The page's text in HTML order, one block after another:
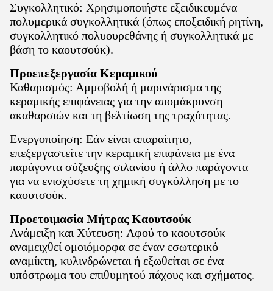
Συγκολλητικό: Χρησιμοποιήστε εξειδικευμένα
πολυμερικά συγκολλητικά (όπως εποξειδική ρητίνη,
συγκολλητικό πολυουρεθάνης ή συγκολλητικά με
βάση το καουτσούκ).
Προεπεξεργασία Κεραμικού
Καθαρισμός: Αμμοβολή ή μαρινάρισμα της
κεραμικής επιφάνειας για την απομάκρυνση
ακαθαρσιών και τη βελτίωση της τραχύτητας.
Ενεργοποίηση: Εάν είναι απαραίτητο,
επεξεργαστείτε την κεραμική επιφάνεια με ένα
παράγοντα σύζευξης σιλανίου ή άλλο παράγοντα
για να ενισχύσετε τη χημική συγκόλληση με το
καουτσούκ.
Προετοιμασία Μήτρας Καουτσούκ
Ανάμειξη και Χύτευση: Αφού το καουτσούκ
αναμειχθεί ομοιόμορφα σε έναν εσωτερικό
αναμίκτη, κυλινδρώνεται ή εξωθείται σε ένα
υπόστρωμα του επιθυμητού πάχους και σχήματος.